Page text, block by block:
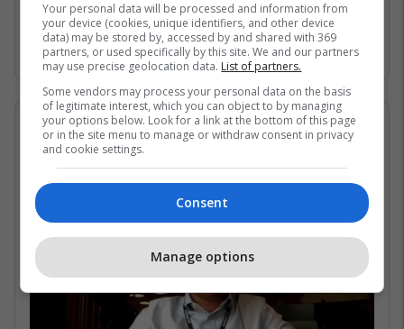
Gjirin Persik dhe nuk janë në gjendje të arrijnë
në det të hapur për shkak të bllokadës
iraniane. /Telegrafi/
07/05/2026 • 16:19
Në çfarë kushtesh mund të
rihapet Ngushtica e Hormuzit?
Your personal data will be processed and information from
your device (cookies, unique identifiers, and other device
data) may be stored by, accessed by and shared with 369
partners, or used specifically by this site. We and our partners
may use precise geolocation data. List of partners.
Some vendors may process your personal data on the basis
of legitimate interest, which you can object to by managing
your options below. Look for a link at the bottom of this page
or in the site menu to manage or withdraw consent in privacy
and cookie settings.
Consent
Manage options